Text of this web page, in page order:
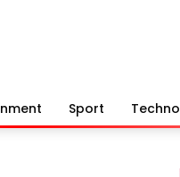
Sport Techno